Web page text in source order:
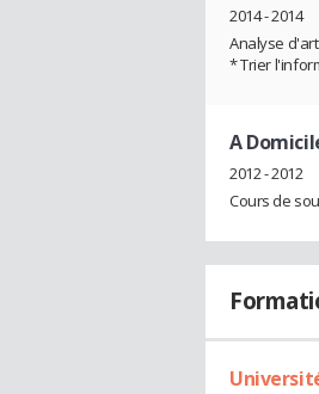
2014 - 2014
Analyse
* Trier
A
2012 - 2012
Cours de